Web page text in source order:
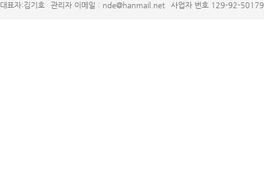
대표자:김기호
관리자이메일:nde@hanmail.net 사업자번호129-92-50179